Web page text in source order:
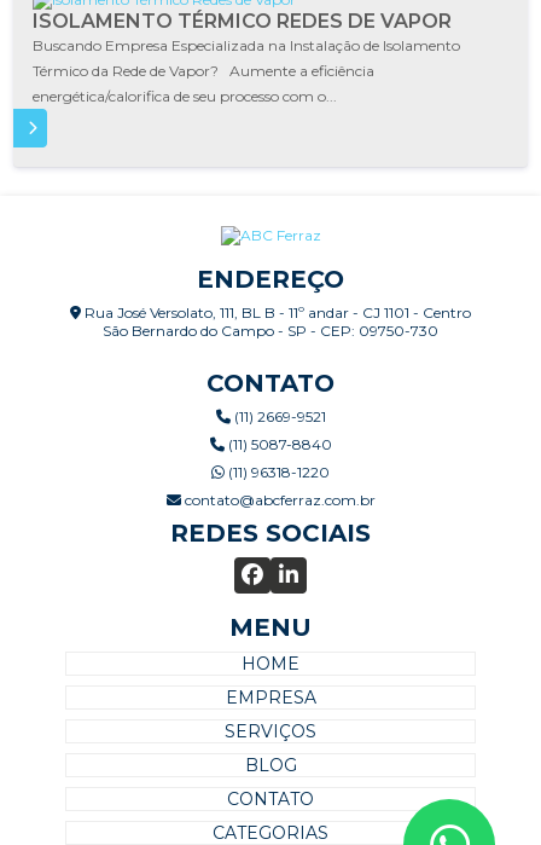
ISOLAMENTO TÉRMICO REDES DE VAPOR
Buscando Empresa Especializada na Instalação de Isolamento
Térmico da Rede de Vapor? Aumente a eficiência
energética/calorifica de seu processo com o...
ENDEREÇO
Rua José Versolato, 111, BL B - 11º andar - CJ 1101 - Centro
São Bernardo do Campo - SP - CEP: 09750-730
CONTATO
(11) 2669-9521
(11) 5087-8840
(11) 96318-1220
contato@abcferraz.com.br
REDES SOCIAIS
MENU
HOME
EMPRESA
SERVIÇOS
BLOG
CONTATO
CATEGORIAS